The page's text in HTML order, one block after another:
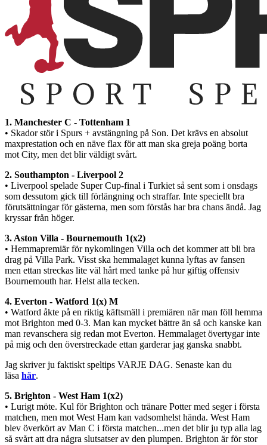
1. Manchester C - Tottenham 1
• Skador stör i Spurs + avstängning på Son. Det krävs en absolut
maxprestation och en näve flax för att man ska greja poäng borta
mot City, men det blir väldigt svårt.
2. Southampton - Liverpool 2
• Liverpool spelade Super Cup-final i Turkiet så sent som i onsdags
som dessutom gick till förlängning och straffar. Inte speciellt bra
förutsättningar för gästerna, men som förstås har bra chans ändå. Jag
kryssar från höger.
3. Aston Villa - Bournemouth 1(x2)
• Hemmapremiär för nykomlingen Villa och det kommer att bli bra
drag på Villa Park. Visst ska hemmalaget kunna lyftas av fansen
men ettan streckas lite väl hårt med tanke på hur giftig offensiv
Bournemouth har. Helst alla tecken.
4. Everton - Watford 1(x) M
• Watford åkte på en riktig käftsmäll i premiären när man föll hemma
mot Brighton med 0-3. Man kan mycket bättre än så och kanske kan
man revanschera sig redan mot Everton. Hemmalaget övertygar inte
på mig och den överstreckade ettan garderar jag ganska snabbt.
Jag skriver ju faktiskt speltips VARJE DAG. Senaste kan du
läsa här.
5. Brighton - West Ham 1(x2)
• Lurigt möte. Kul för Brighton och tränare Potter med seger i första
matchen, men mot West Ham kan vadsomhelst hända. West Ham
blev överkört av Man C i första matchen...men det blir ju typ alla lag
så svårt att dra några slutsatser av den plumpen. Brighton är för stor